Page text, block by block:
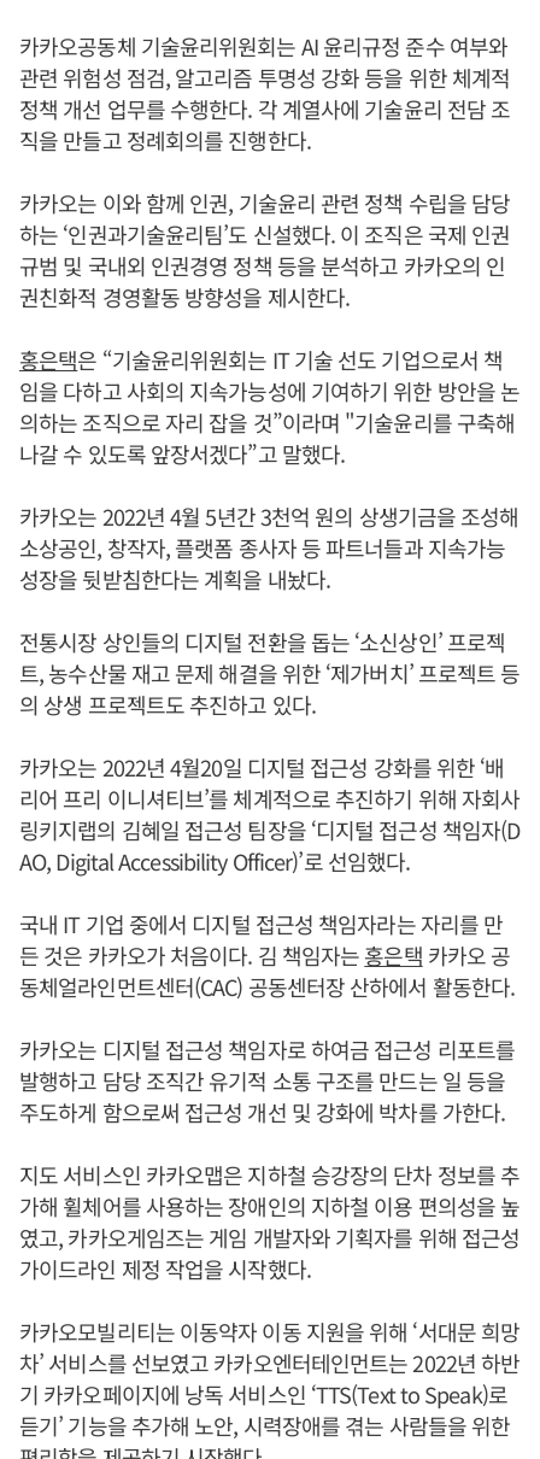
카카오공동체 기술윤리위원회는 AI 윤리규정 준수 여부와
관련 위험성 점검, 알고리즘 투명성 강화 등을 위한 체계적
정책 개선 업무를 수행한다. 각 계열사에 기술윤리 전담 조
직을 만들고 정례회의를 진행한다.
카카오는 이와 함께 인권, 기술윤리 관련 정책 수립을 담당
하는 ‘인권과기술윤리팀’도 신설했다. 이 조직은 국제 인권
규범 및 국내외 인권경영 정책 등을 분석하고 카카오의 인
권친화적 경영활동 방향성을 제시한다.
홍은택은 “기술윤리위원회는 IT 기술 선도 기업으로서 책
임을 다하고 사회의 지속가능성에 기여하기 위한 방안을 논
의하는 조직으로 자리 잡을 것”이라며 "기술윤리를 구축해
나갈 수 있도록 앞장서겠다”고 말했다.
카카오는 2022년 4월 5년간 3천억 원의 상생기금을 조성해
소상공인, 창작자, 플랫폼 종사자 등 파트너들과 지속가능
성장을 뒷받침한다는 계획을 내놨다.
전통시장 상인들의 디지털 전환을 돕는 ‘소신상인’ 프로젝
트, 농수산물 재고 문제 해결을 위한 ‘제가버치’ 프로젝트 등
의 상생 프로젝트도 추진하고 있다.
카카오는 2022년 4월20일 디지털 접근성 강화를 위한 ‘배
리어 프리 이니셔티브’를 체계적으로 추진하기 위해 자회사
링키지랩의 김혜일 접근성 팀장을 ‘디지털 접근성 책임자(D
AO, Digital Accessibility Officer)’로 선임했다.
국내 IT 기업 중에서 디지털 접근성 책임자라는 자리를 만
든 것은 카카오가 처음이다. 김 책임자는홍은택 카카오 공
동체얼라인먼트센터(CAC) 공동센터장 산하에서 활동한다.
카카오는 디지털 접근성 책임자로 하여금 접근성 리포트를
발행하고 담당 조직간 유기적 소통 구조를 만드는 일 등을
주도하게 함으로써 접근성 개선 및 강화에 박차를 가한다.
지도 서비스인 카카오맵은 지하철 승강장의 단차 정보를 추
가해 휠체어를 사용하는 장애인의 지하철 이용 편의성을 높
였고, 카카오게임즈는 게임 개발자와 기획자를 위해 접근성
가이드라인 제정 작업을 시작했다.
카카오모빌리티는 이동약자 이동 지원을 위해 ‘서대문 희망
차’ 서비스를 선보였고 카카오엔터테인먼트는 2022년 하반
기 카카오페이지에 낭독 서비스인 ‘TTS(Text to Speak)로
듣기’ 기능을 추가해 노안, 시력장애를 겪는 사람들을 위한